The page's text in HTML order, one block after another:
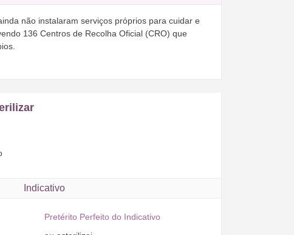
não instalaram serviços próprios para cuidar e
136 Centros de Recolha Oficial (CRO) que
Indicativo
Pretérito Perfeito do Indicativo